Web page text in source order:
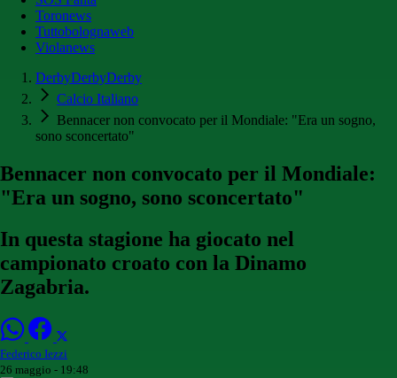
Toronews
Tuttobolognaweb
Violanews
DerbyDerbyDerby
Calcio Italiano
Bennacer non convocato per il Mondiale: "Era un sogno,
sono sconcertato"
Bennacer non convocato per il Mondiale:
"Era un sogno, sono sconcertato"
In questa stagione ha giocato nel
campionato croato con la Dinamo
Zagabria.
Federico Iezzi
26 maggio - 19:48